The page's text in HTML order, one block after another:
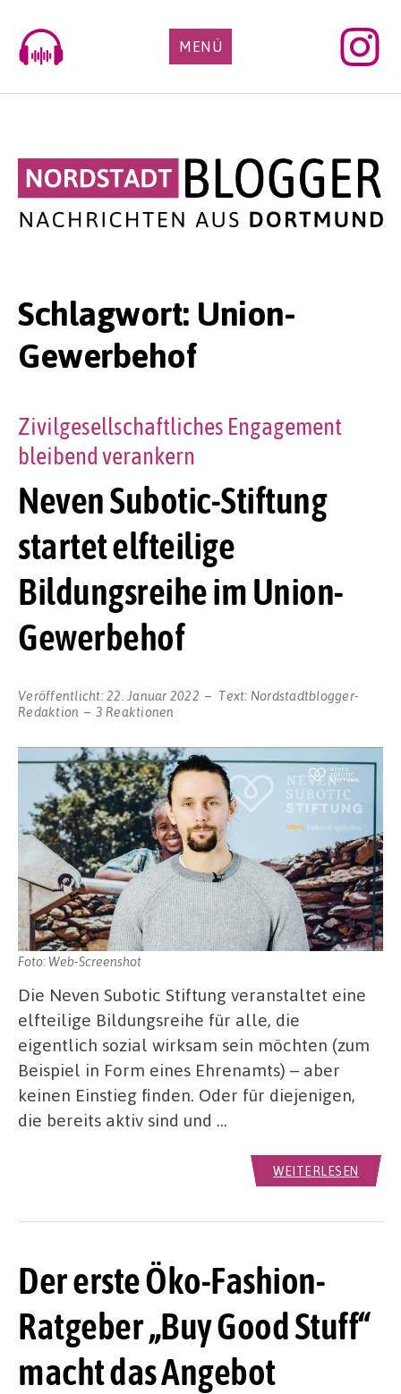
content
MENÜ
Schlagwort: Union-
Gewerbehof
Neven Subotic-Stiftung
startet elfteilige
Bildungsreihe im Union-
Gewerbehof
Zivilgesellschaftliches Engagement
bleibend verankern
Veröffentlicht:22. Januar 2022 Text: Nordstadtblogger-
Redaktion
3 Reaktionen
Foto: Web-Screenshot
Die Neven Subotic Stiftung veranstaltet eine
elfteilige Bildungsreihe für alle, die
eigentlich sozial wirksam sein möchten (zum
Beispiel in Form eines Ehrenamts) – aber
keinen Einstieg finden. Oder für diejenigen,
die bereits aktiv sind und …
WEITERLESEN
Der erste Öko-Fashion-
Ratgeber „Buy Good Stuff“
macht das Angebot